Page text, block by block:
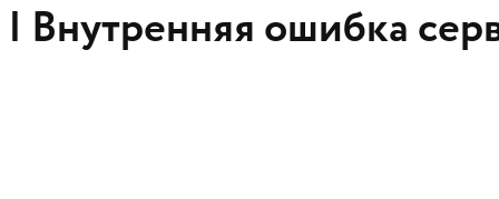
Внутренняя ошибка